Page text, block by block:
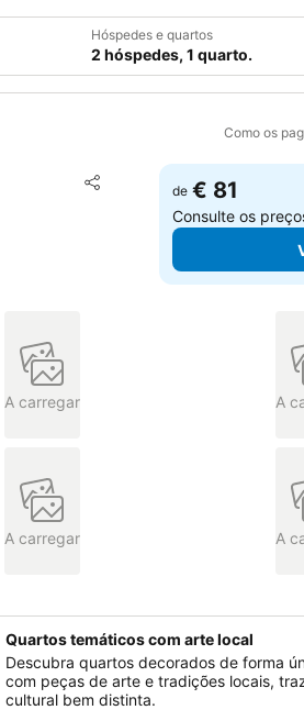
Hóspedes e quartos
2 hóspedes, 1 quarto.
Como os
Partilhar
Adicionar aos favoritos
de € 81
Consulte os
A carregar A
A carregar A
Quartos temáticos com arte local
Descubra quartos decorados de forma
com peças de arte e tradições locais,
cultural bem distinta.